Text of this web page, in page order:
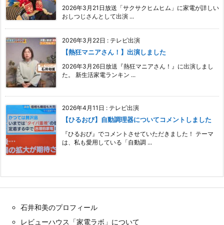
2026年3月21日放送「サクサクヒムヒム」に家電が詳しい
おしつじさんとして出演 ...
2026年3月22日 : テレビ出演
【熱狂マニアさん！】出演しました
2026年3月26日放送『熱狂マニアさん！』に出演しまし
た。 新生活家電ランキン ...
2026年4月11日 : テレビ出演
【ひるおび】自動調理器についてコメントしました
『ひるおび』でコメントさせていただきました！ テーマ
は、私も愛用している「自動調 ...
石井和美のプロフィール
レビューハウス「家電ラボ」について